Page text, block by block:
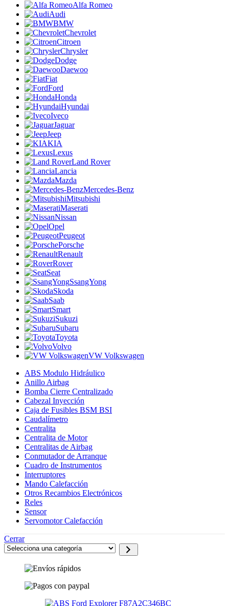
Alfa Romeo
Audi
BMW
Chevrolet
Citroen
Chrysler
Dodge
Daewoo
Fiat
Ford
Honda
Hyundai
Iveco
Jaguar
Jeep
KIA
Lexus
Land Rover
Lancia
Mazda
Mercedes-Benz
Mitsubishi
Maserati
Nissan
Opel
Peugeot
Porsche
Renault
Rover
Seat
SsangYong
Skoda
Saab
Smart
Sukuzi
Subaru
Toyota
Volvo
VW Volkswagen
ABS Modulo Hidráulico
Anillo Airbag
Bomba Cierre Centralizado
Cabezal Inyección
Caja de Fusibles BSM BSI
Caudalímetro
Centralita
Centralita de Motor
Centralitas de Airbag
Conmutador de Arranque
Cuadro de Instrumentos
Interruptores
Mando Calefacción
Otros Recambios Electrónicos
Reles
Sensor
Servomotor Calefacción
Cerrar
Selecciona
categoría